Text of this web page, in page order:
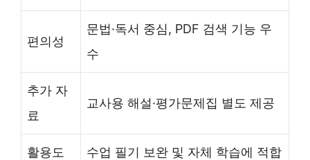
편의성
문법·독서 중심, PDF 검색 기능 우
수
추가 자
료
교사용 해설·평가문제집 별도 제공
활용도 수업 필기 보완 및 자체 학습에 적합